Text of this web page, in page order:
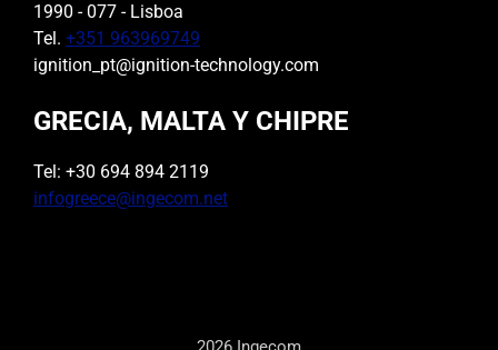
1990 - 077 - Lisboa
Tel. +351 963969749
ignition_pt@ignition-technology.com
GRECIA, MALTA Y CHIPRE
Tel: +30 694 894 2119
infogreece@ingecom.net